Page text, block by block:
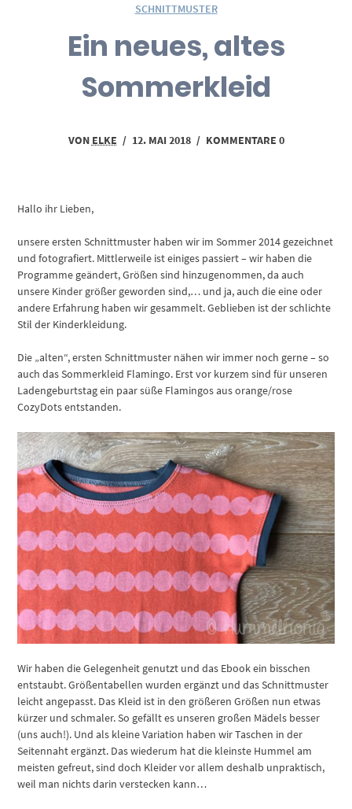
SCHNITTMUSTER
Ein neues, altes
Sommerkleid
VON ELKE / 12. MAI 2018 / KOMMENTARE 0
Hallo ihr Lieben,
unsere ersten Schnittmuster haben wir im Sommer 2014 gezeichnet
und fotografiert. Mittlerweile ist einiges passiert – wir haben die
Programme geändert, Größen sind hinzugenommen, da auch
unsere Kinder größer geworden sind,… und ja, auch die eine oder
andere Erfahrung haben wir gesammelt. Geblieben ist der schlichte
Stil der Kinderkleidung.
Die „alten“, ersten Schnittmuster nähen wir immer noch gerne – so
auch das Sommerkleid Flamingo. Erst vor kurzem sind für unseren
Ladengeburtstag ein paar süße Flamingos aus orange/rose
CozyDots entstanden.
Wir haben die Gelegenheit genutzt und das Ebook ein bisschen
entstaubt. Größentabellen wurden ergänzt und das Schnittmuster
leicht angepasst. Das Kleid ist in den größeren Größen nun etwas
kürzer und schmaler. So gefällt es unseren großen Mädels besser
(uns auch!). Und als kleine Variation haben wir Taschen in der
Seitennaht ergänzt. Das wiederum hat die kleinste Hummel am
meisten gefreut, sind doch Kleider vor allem deshalb unpraktisch,
weil man nichts darin verstecken kann…